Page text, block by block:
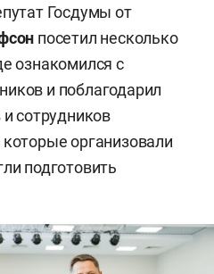
Госдумы от
посетил несколько
ознакомился с
и поблагодарил
и сотрудников
организовали
подготовить